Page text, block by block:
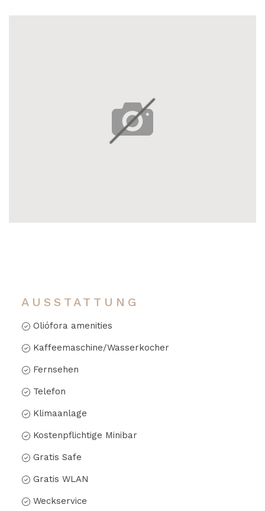
AUSSTATTUNG
Oliófora amenities
Kaffeemaschine/Wasserkocher
Fernsehen
Telefon
Klimaanlage
Kostenpflichtige Minibar
Gratis Safe
Gratis WLAN
Weckservice